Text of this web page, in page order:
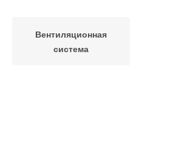
Вентиляционная
система